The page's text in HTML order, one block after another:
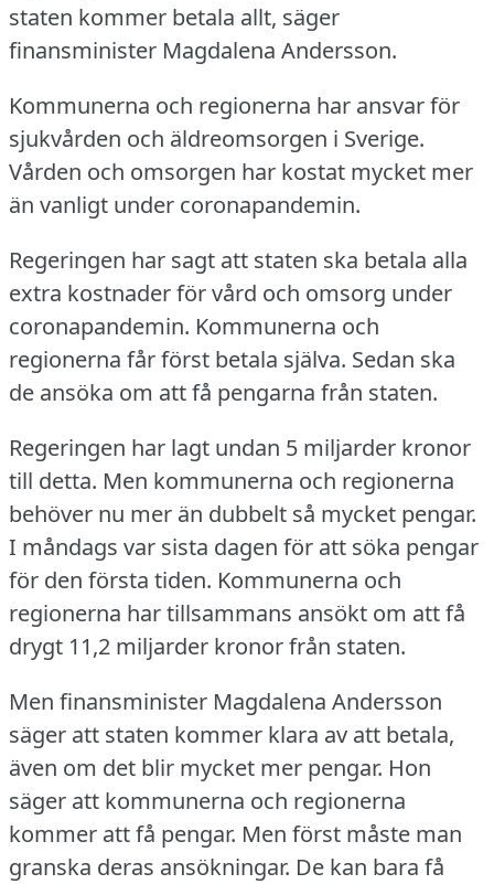
staten kommer betala allt, säger
finansminister Magdalena Andersson.
Kommunerna och regionerna har ansvar för
sjukvården och äldreomsorgen i Sverige.
Vården och omsorgen har kostat mycket mer
än vanligt under coronapandemin.
Regeringen har sagt att staten ska betala alla
extra kostnader för vård och omsorg under
coronapandemin. Kommunerna och
regionerna får först betala själva. Sedan ska
de ansöka om att få pengarna från staten.
Regeringen har lagt undan 5 miljarder kronor
till detta. Men kommunerna och regionerna
behöver nu mer än dubbelt så mycket pengar.
I måndags var sista dagen för att söka pengar
för den första tiden. Kommunerna och
regionerna har tillsammans ansökt om att få
drygt 11,2 miljarder kronor från staten.
Men finansminister Magdalena Andersson
säger att staten kommer klara av att betala,
även om det blir mycket mer pengar. Hon
säger att kommunerna och regionerna
kommer att få pengar. Men först måste man
granska deras ansökningar. De kan bara få